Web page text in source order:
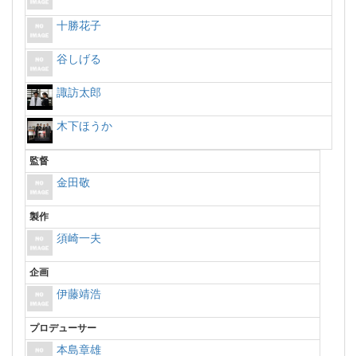
十勝花子
谷しげる
諏訪太郎
木下ほうか
監督
金田敬
製作
須崎一夫
企画
伊藤靖浩
プロデューサー
本島章雄